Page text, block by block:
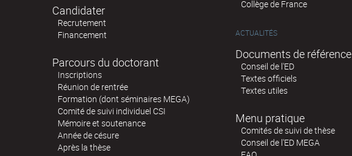
Candidater
Recrutement
Financement
Parcours du doctorant
Inscriptions
Réunion de rentrée
Formation (dont séminaires MEGA)
Comité de suivi individuel CSI
Mémoire et soutenance
Année de césure
Après la thèse
Collège de France
ACTUALITÉS
Documents de référence
Conseil de l'ED
Textes officiels
Textes utiles
Menu pratique
Comités de suivi de thèse
Conseil de l'ED MEGA